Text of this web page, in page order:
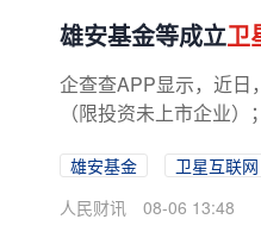
雄安基金等成立卫
企查查APP显示，近日
（限投资未上市企业
雄安基金 卫星互联网
人民财讯
08-06 13:48